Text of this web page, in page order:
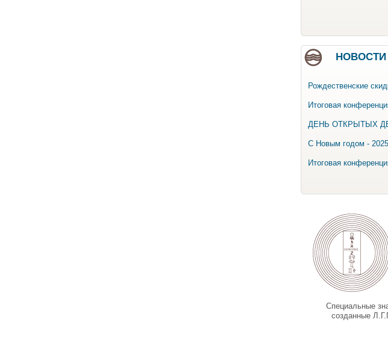
НОВОСТИ
Рождественские
Итоговая
ДЕНЬ ОТКРЫТЫХ
С Новым годом -
Итоговая
Специальные
созданные